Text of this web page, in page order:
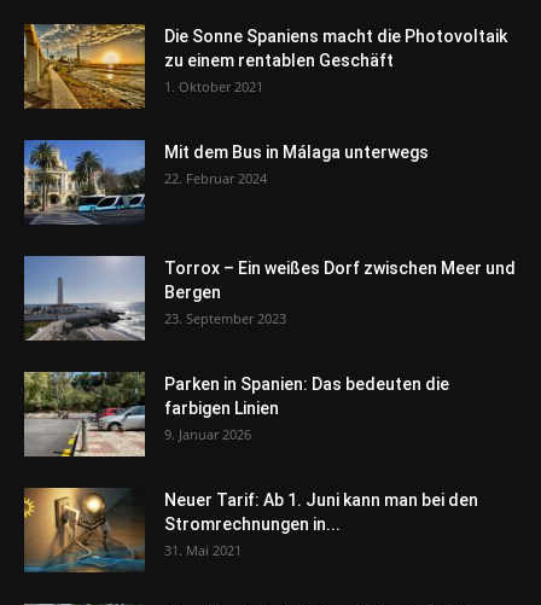
Die Sonne Spaniens macht die Photovoltaik
zu einem rentablen Geschäft
1. Oktober 2021
Mit dem Bus in Málaga unterwegs
22. Februar 2024
Torrox – Ein weißes Dorf zwischen Meer und
Bergen
23. September 2023
Parken in Spanien: Das bedeuten die
farbigen Linien
9. Januar 2026
Neuer Tarif: Ab 1. Juni kann man bei den
Stromrechnungen in...
31. Mai 2021